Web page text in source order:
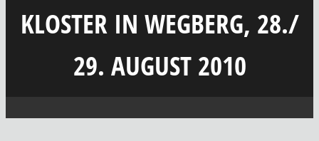
KLOSTER IN WEGBERG, 28./
29. AUGUST 2010